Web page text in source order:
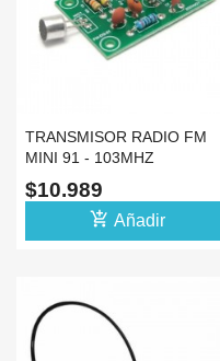
TRANSMISOR RADIO FM
MINI 91 - 103MHZ
MICROFONO 3-20 METROS
$10.989
add_shopping_cart Añadir